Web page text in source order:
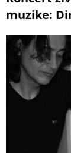
muzike: